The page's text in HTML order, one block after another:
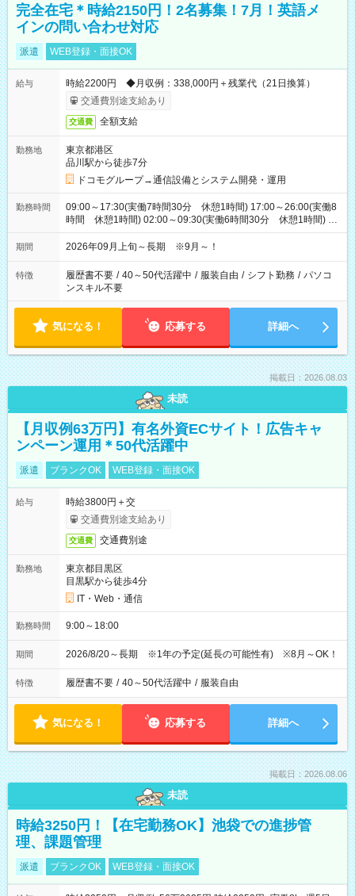
完全在宅＊時給2150円！2名募集！7月！英語メ
インの問い合わせ対応
派遣 WEB登録・面接OK
給与
時給2200円 ◆月収例：338,000円＋残業代（21日換算）
交通費別途支給あり
交通費 全額支給
勤務地
東京都港区
品川駅から徒歩7分
ドコモグループ→通信設備とシステム開発・運用
勤務時間
09:00～17:30(実働7時間30分 休憩1時間) 17:00～26:00(実働8
時間 休憩1時間) 02:00～09:30(実働6時間30分 休憩1時間) ※
日勤は就業時間1/夜勤は就業時間2.3を連続で行って頂きます
期間 2026年09月上旬～長期 ※9月～！
特徴 履歴書不要 / 40～50代活躍中 / 服装自由 / シフト勤務 / パソコ
ンスキル不要
気になる！ 応募する 詳細へ
掲載日：2026.08.03
未読
【月収例63万円】有名外資ECサイト！広告キャ
ンペーン運用＊50代活躍中
派遣 ブランクOK WEB登録・面接OK
給与
時給3800円＋交
交通費別途支給あり
交通費 交通費別途
勤務地
東京都目黒区
目黒駅から徒歩4分
IT・Web・通信
勤務時間 9:00～18:00
期間 2026/8/20～長期 ※1年の予定(延長の可能性有) ※8月～OK！
特徴 履歴書不要 / 40～50代活躍中 / 服装自由
気になる！ 応募する 詳細へ
掲載日：2026.08.06
未読
時給3250円！【在宅勤務OK】池袋での進捗管
理、課題管理
派遣 ブランクOK WEB登録・面接OK